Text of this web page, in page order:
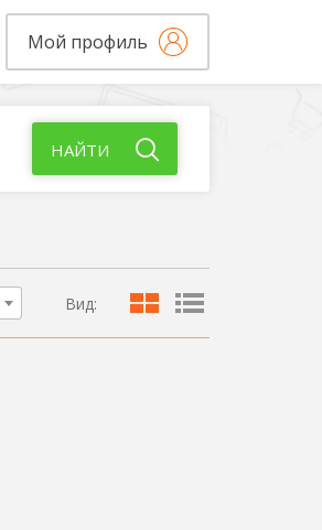
Мой профиль
НАЙТИ
Вид: